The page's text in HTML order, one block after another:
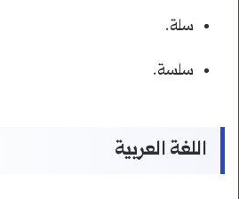
سلة.
سلسة.
اللغة العربية